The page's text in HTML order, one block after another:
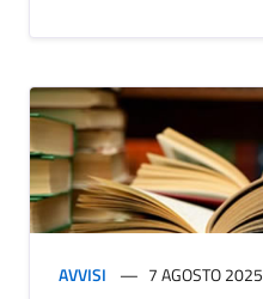
AVVISI 7 AGOSTO 2025